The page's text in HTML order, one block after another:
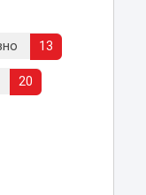
13
20